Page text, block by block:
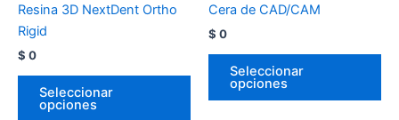
Resina 3D NextDent Ortho
Rigid
$ 0
Seleccionar
opciones
Cera de CAD/CAM
$ 0
Seleccionar
opciones